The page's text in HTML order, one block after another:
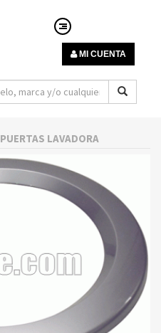
MI CUENTA
PUERTAS LAVADORA